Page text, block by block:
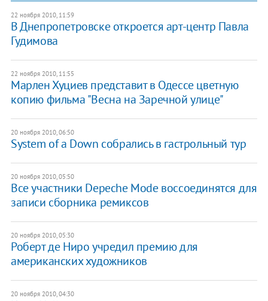
22 ноября 2010, 11:59
В Днепропетровске откроется арт-центр Павла
Гудимова
22 ноября 2010, 11:55
Марлен Хуциев представит в Одессе цветную
копию фильма "Весна на Заречной улице"
20 ноября 2010, 06:50
System of a Down собрались в гастрольный тур
20 ноября 2010, 05:50
Все участники Depeche Mode воссоединятся для
записи сборника ремиксов
20 ноября 2010, 05:30
Роберт де Ниро учредил премию для
американских художников
20 ноября 2010, 04:30